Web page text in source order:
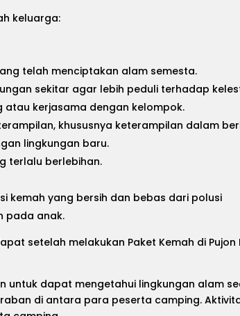
keluarga:
telah menciptakan alam semesta.
sekitar agar lebih peduli terhadap
kerjasama dengan kelompok.
khususnya keterampilan dalam
lingkungan baru.
terlalu berlebihan.
kemah yang bersih dan bebas dari polusi
pada anak.
setelah melakukan Paket Kemah di Pujon
untuk dapat mengetahui lingkungan alam
di antara para peserta camping.